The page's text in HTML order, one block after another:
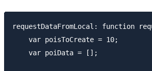
requestDataFromLocal: function
    var poisToCreate = 10;
    var poiData = [];